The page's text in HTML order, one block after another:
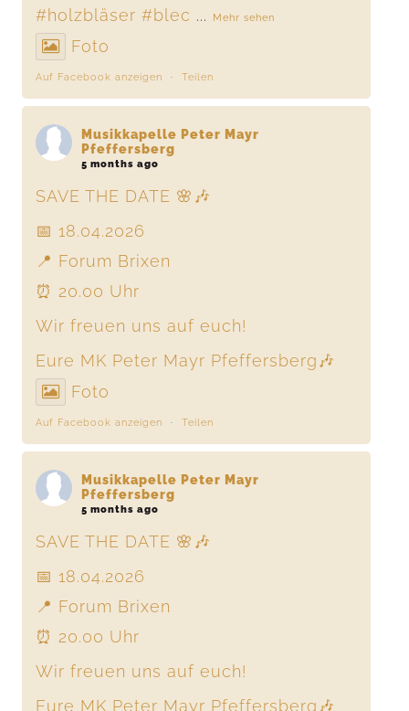
#holzbläser #blec ... Mehr sehen
Foto
Auf Facebook anzeigen · Teilen
Musikkapelle Peter Mayr
Pfeffersberg
5 months ago
SAVE THE DATE 🌸🎶
📅 18.04.2026
📍 Forum Brixen
⏰ 20.00 Uhr
Wir freuen uns auf euch!
Eure MK Peter Mayr Pfeffersberg🎶
Foto
Auf Facebook anzeigen · Teilen
Musikkapelle Peter Mayr
Pfeffersberg
5 months ago
SAVE THE DATE 🌸🎶
📅 18.04.2026
📍 Forum Brixen
⏰ 20.00 Uhr
Wir freuen uns auf euch!
Eure MK Peter Mayr Pfeffersberg🎶